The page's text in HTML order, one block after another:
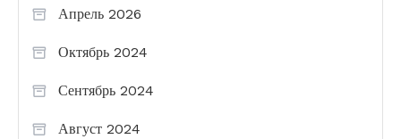
Апрель 2026
Октябрь 2024
Сентябрь 2024
Август 2024